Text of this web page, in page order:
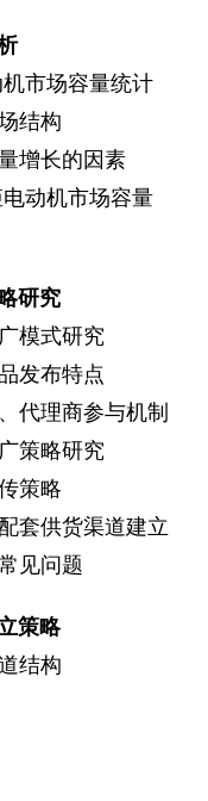
市场容量统计
结构
增长的因素
动机市场容量
研究
模式研究
发布特点
代理商参与机制
策略研究
策略
套供货渠道建立
见问题
策略
结构